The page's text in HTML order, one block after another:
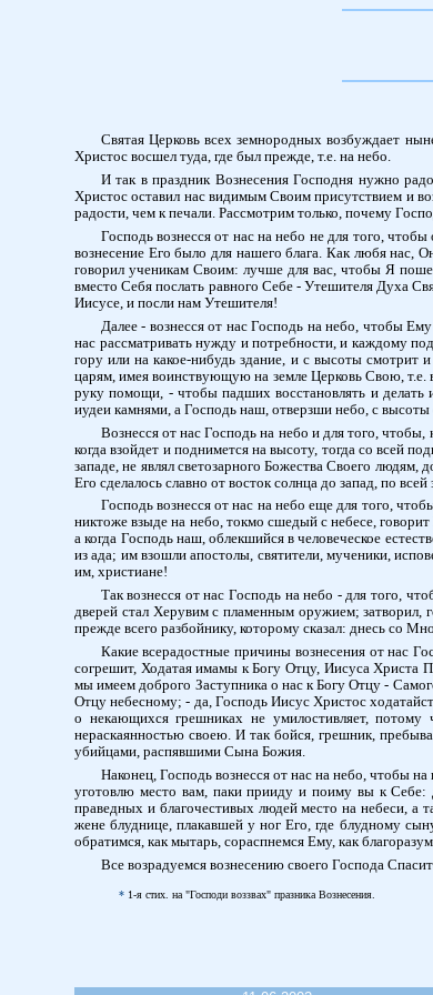
Святая Церковь всех земнородных возбуждает
Христос восшел туда, где был прежде, т.е. на небо.
И так в праздник Вознесения Господня нужно
Христос оставил нас видимым Своим присутствием и
радости, чем к печали. Рассмотрим только, почему
Господь вознесся от нас на небо не для того,
вознесение Его было для нашего блага. Как любя нас,
говорил ученикам Своим: лучше для вас, чтобы Я
вместо Себя послать равного Себе - Утешителя Духа
Иисусе, и посли нам Утешителя!
Далее - вознесся от нас Господь на небо, чтобы
нас рассматривать нужду и потребности, и каждому
гору или на какое-нибудь здание, и с высоты смотрит
царям, имея воинствующую на земле Церковь Свою, т.е.
руку помощи, - чтобы падших восстановлять и делать
иудеи камнями, а Господь наш, отверзши небо, с высоты
Вознесся от нас Господь на небо и для того,
когда взойдет и поднимется на высоту, тогда со всей
западе, не являл светозарного Божества Своего людям,
Его сделалось славно от восток солнца до запад, по
Господь вознесся от нас на небо еще для того,
никтоже взыде на небо, токмо сшедый с небесе,
а когда Господь наш, облекшийся в человеческое
из ада; им взошли апостолы, святители, мученики,
им, христиане!
Так вознесся от нас Господь на небо - для того,
дверей стал Херувим с пламенным оружием; затворил,
прежде всего разбойнику, которому сказал: днесь со
Какие всерадостные причины вознесения от нас
согрешит, Ходатая имамы к Богу Отцу, Иисуса Христа
мы имеем доброго Заступника о нас к Богу Отцу -
Отцу небесному; - да, Господь Иисус Христос
о некающихся грешниках не умилостивляет,
нераскаянностью своею. И так бойся, грешник,
убийцами, распявшими Сына Божия.
Наконец, Господь вознесся от нас на небо, чтобы
уготовлю место вам, паки прииду и поиму вы к Себе:
праведных и благочестивых людей место на небеси, а
жене блуднице, плакавшей у ног Его, где блудному
обратимся, как мытарь, сораспнемся Ему, как
Все возрадуемся вознесению своего Господа
* 1-я стих. на "Господи воззвах" празника Вознесения.